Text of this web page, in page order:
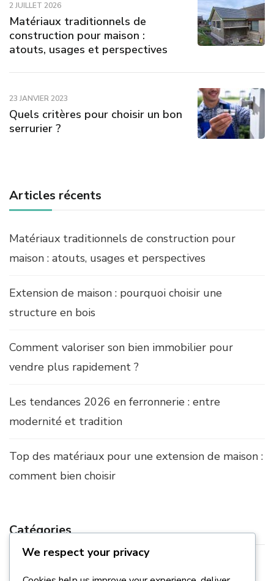
2 JUILLET 2026
Matériaux traditionnels de
construction pour maison :
atouts, usages et perspectives
23 JANVIER 2023
Quels critères pour choisir un bon
serrurier ?
Articles récents
Matériaux traditionnels de construction pour
maison : atouts, usages et perspectives
Extension de maison : pourquoi choisir une
structure en bois
Comment valoriser son bien immobilier pour
vendre plus rapidement ?
Les tendances 2026 en ferronnerie : entre
modernité et tradition
Top des matériaux pour une extension de maison :
comment bien choisir
Catégories
Construction
We respect your privacy